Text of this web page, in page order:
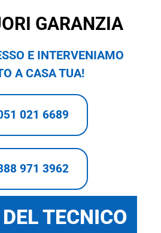
GARANZIA
E INTERVENIAMO
A CASA TUA!
021 6689
971 3962
TECNICO